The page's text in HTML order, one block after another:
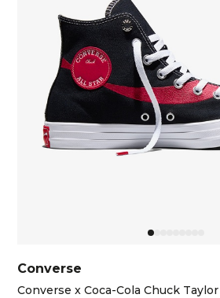
Converse
Converse x Coca-Cola Chuck